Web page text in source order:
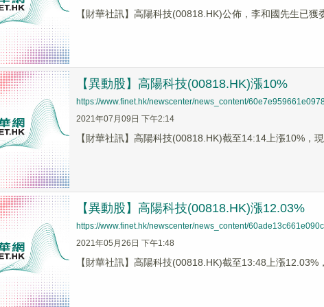
【財華社訊】高陽科技(00818.HK)公佈，李和國先生已
【異動股】高陽科技(00818.HK)漲10%
https://www.finet.hk/newscenter/news_content/
2021年07月09日 下午2:14
【財華社訊】高陽科技(00818.HK)截至14:14上漲10%，
【異動股】高陽科技(00818.HK)漲12.03%
https://www.finet.hk/newscenter/news_content/
2021年05月26日 下午1:48
【財華社訊】高陽科技(00818.HK)截至13:48上漲